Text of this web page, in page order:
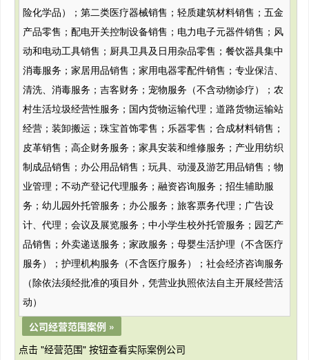
险化学品）；第二类医疗器械销售；轻质建筑材料销售；五金
产品零售；配电开关控制设备销售；电力电子元器件销售；风
动和电动工具销售；厨具卫具及日用杂品零售；餐饮器具集中
消毒服务；家居用品销售；家用电器零配件销售；专业保洁、
清洗、消毒服务；吉客财务；宠物服务（不含动物诊疗）；农
村生活垃圾经营性服务；国内货物运输代理；道路货物运输站
经营；装卸搬运；珠宝首饰零售；乐器零售；合成材料销售；
皮革销售；高企财务服务；家具安装和维修服务；产业用纺织
制成品销售；办公用品销售；玩具、动漫及游艺用品销售；物
业管理；不动产登记代理服务；融资咨询服务；招生辅助服
务；幼儿园外托管服务；办公服务；旅客票务代理；广告设
计、代理；会议及展览服务；中小学生校外托管服务；园艺产
品销售；外卖递送服务；家政服务；母婴生活护理（不含医疗
服务）；护理机构服务（不含医疗服务）；社会经济咨询服务
（除依法须经批准的项目外，凭营业执照依法自主开展经营活
动）
公司经营范围案例 »
点击 "经营范围" 按钮查看实际案例公司